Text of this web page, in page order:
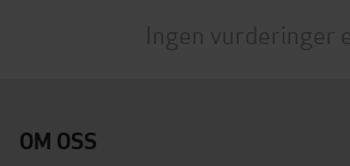
Ingen vurderinger
OM OSS